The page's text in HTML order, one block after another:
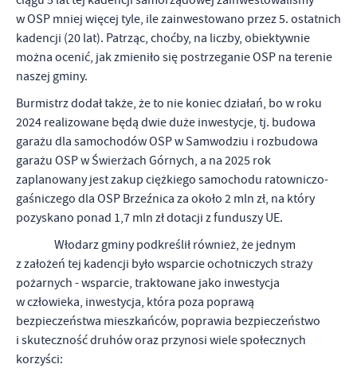
w OSP mniej więcej tyle, ile zainwestowano przez 5. ostatnich
kadencji (20 lat). Patrząc, choćby, na liczby, obiektywnie
można ocenić, jak zmieniło się postrzeganie OSP na terenie
naszej gminy.
Burmistrz dodał także, że to nie koniec działań, bo w roku
2024 realizowane będą dwie duże inwestycje, tj. budowa
garażu dla samochodów OSP w Samwodziu i rozbudowa
garażu OSP w Świerżach Górnych, a na 2025 rok
zaplanowany jest zakup ciężkiego samochodu ratowniczo-
gaśniczego dla OSP Brzeźnica za około 2 mln zł, na który
pozyskano ponad 1,7 mln zł dotacji z funduszy UE.
Włodarz gminy podkreślił również, że jednym
z założeń tej kadencji było wsparcie ochotniczych straży
pożarnych - wsparcie, traktowane jako inwestycja
w człowieka, inwestycja, która poza poprawą
bezpieczeństwa mieszkańców, poprawia bezpieczeństwo
i skuteczność druhów oraz przynosi wiele społecznych
korzyści: